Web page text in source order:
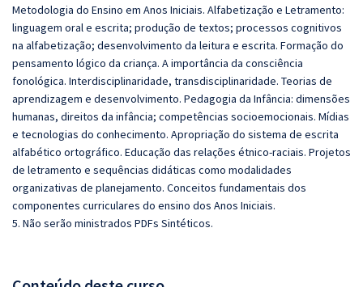
Metodologia do Ensino em Anos Iniciais. Alfabetização e Letramento:
linguagem oral e escrita; produção de textos; processos cognitivos
na alfabetização; desenvolvimento da leitura e escrita. Formação do
pensamento lógico da criança. A importância da consciência
fonológica. Interdisciplinaridade, transdisciplinaridade. Teorias de
aprendizagem e desenvolvimento. Pedagogia da Infância: dimensões
humanas, direitos da infância; competências socioemocionais. Mídias
e tecnologias do conhecimento. Apropriação do sistema de escrita
alfabético ortográfico. Educação das relações étnico-raciais. Projetos
de letramento e sequências didáticas como modalidades
organizativas de planejamento. Conceitos fundamentais dos
componentes curriculares do ensino dos Anos Iniciais.
5. Não serão ministrados PDFs Sintéticos.